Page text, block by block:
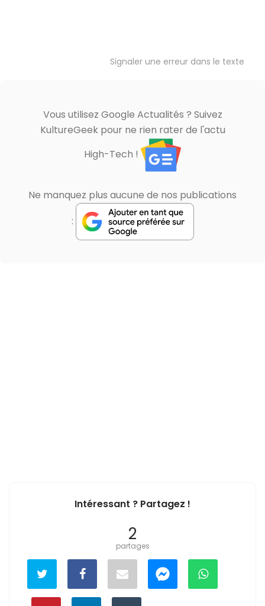
Signaler une erreur dans le texte
Vous utilisez Google Actualités ? Suivez
KultureGeek pour ne rien rater de l'actu
High-Tech !
Ne manquez plus aucune de nos publications
:
Intéressant ? Partagez !
2
partages